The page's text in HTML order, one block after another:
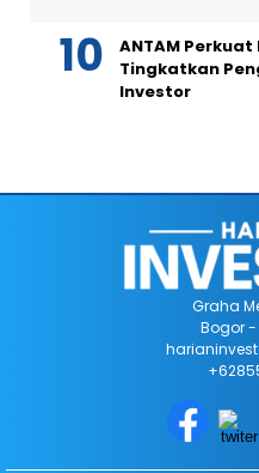
ANTAM
Tingkatkan
Investor
Graha
Bogor